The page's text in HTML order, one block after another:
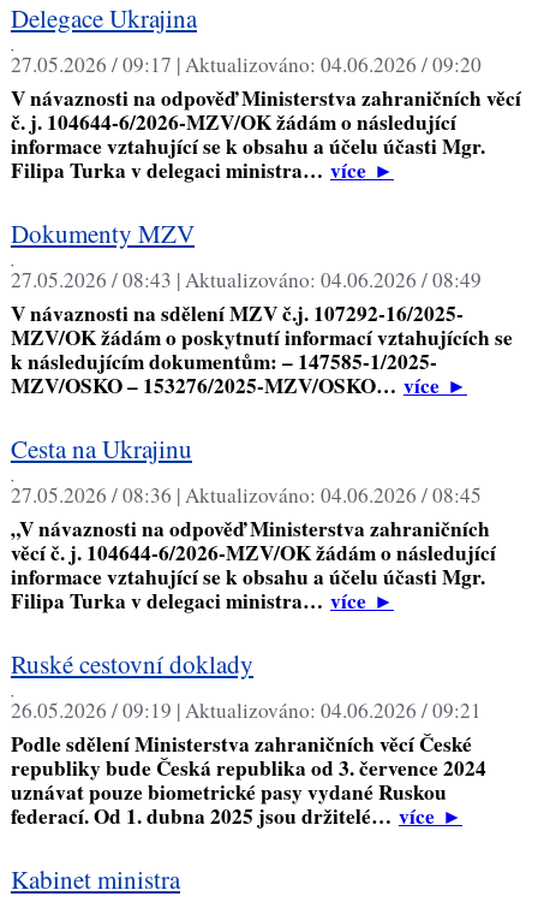
Delegace Ukrajina
,
27.05.2026 / 09:17 |Aktualizováno: 04.06.2026 / 09:20
V návaznosti na odpověď Ministerstva zahraničních věcí
č. j. 104644-6/2026-MZV/OK žádám o následující
informace vztahující se k obsahu a účelu účasti Mgr.
Filipa Turka v delegaci ministra… více►
Dokumenty MZV
,
27.05.2026 / 08:43 |Aktualizováno: 04.06.2026 / 08:49
V návaznosti na sdělení MZV č.j. 107292-16/2025-
MZV/OK žádám o poskytnutí informací vztahujících se
k následujícím dokumentům: – 147585-1/2025-
MZV/OSKO – 153276/2025-MZV/OSKO… více►
Cesta na Ukrajinu
27.05.2026 / 08:36 | Aktualizováno: 04.06.2026 / 08:45
„V návaznosti na odpověď Ministerstva zahraničních
věcí č. j. 104644-6/2026-MZV/OK žádám o následující
informace vztahující se k obsahu a účelu účasti Mgr.
Filipa Turka v delegaci ministra… více►
Ruské cestovní doklady
26.05.2026 / 09:19 | Aktualizováno: 04.06.2026 / 09:21
Podle sdělení Ministerstva zahraničních věcí České
republiky bude Česká republika od 3. července 2024
uznávat pouze biometrické pasy vydané Ruskou
federací. Od 1. dubna 2025 jsou držitelé… více►
Kabinet ministra